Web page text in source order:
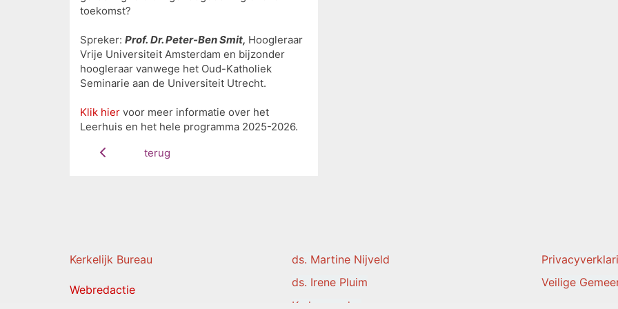
toekomst?
Spreker: Prof. Dr. Peter-Ben Smit, Hoogleraar
Vrije Universiteit Amsterdam en bijzonder
hoogleraar vanwege het Oud-Katholiek
Seminarie aan de Universiteit Utrecht.
Klik hier voor meer informatie over het
Leerhuis en het hele programma 2025-2026.
terug
Kerkelijk Bureau ds. Martine Nijveld
Webredactie
ds. Irene Pluim
Veilige
Kerkenraad +